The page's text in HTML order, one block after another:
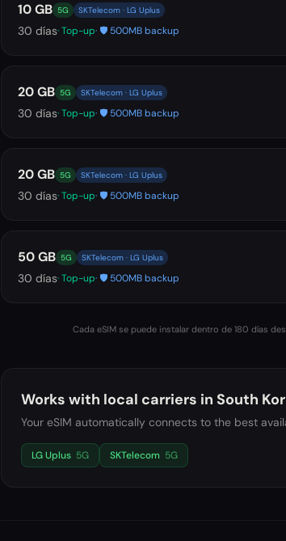
10 GB 5G SKTelecom · LG Uplus
30 días· Top-up· 🛡️ 500MB backup
20 GB 5G SKTelecom · LG Uplus
30 días· Top-up· 🛡️ 500MB backup
20 GB 5G SKTelecom · LG Uplus
30 días· Top-up· 🛡️ 500MB backup
50 GB 5G SKTelecom · LG Uplus
30 días· Top-up· 🛡️ 500MB backup
Cada eSIM se puede instalar dentro de 180 días
Works with local carriers in South
Your eSIM automatically connects to the best
LG Uplus 5G SKTelecom 5G